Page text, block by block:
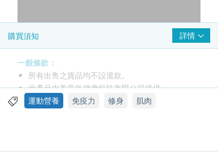
購買須知 詳情
一般條款：
所有出售之貨品均不設退款。
此產品由美意年健康科技有限公司提供。
如有任何爭議，美意年健康科技有限公司及健康網
運動營養 免疫力 修身 肌肉